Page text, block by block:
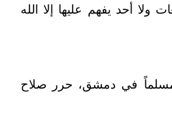
ولا أحد يفهم عليها إلا الله
مسلماً في دمشق، حرر صلاح